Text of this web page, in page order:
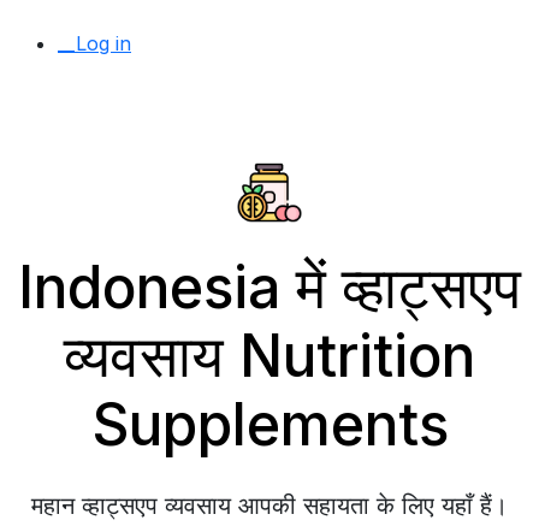
__Log in
Indonesia में व्हाट्सएप
व्यवसाय Nutrition
Supplements
महान व्हाट्सएप व्यवसाय आपकी सहायता के लिए यहाँ हैं।